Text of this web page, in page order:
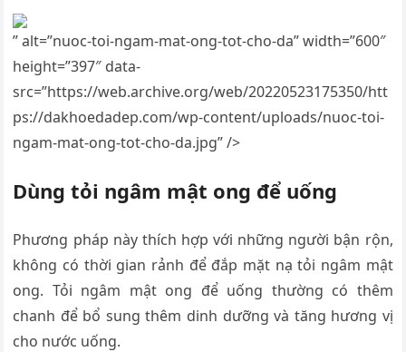
” alt=”nuoc-toi-ngam-mat-ong-tot-cho-da” width=”600″
height=”397″ data-
src=”https://web.archive.org/web/20220523175350/htt
ps://dakhoedadep.com/wp-content/uploads/nuoc-toi-
ngam-mat-ong-tot-cho-da.jpg” />
Dùng tỏi ngâm mật ong để uống
Phương pháp này thích hợp với những người bận rộn,
không có thời gian rảnh để đắp mặt nạ tỏi ngâm mật
ong. Tỏi ngâm mật ong để uống thường có thêm
chanh để bổ sung thêm dinh dưỡng và tăng hương vị
cho nước uống.